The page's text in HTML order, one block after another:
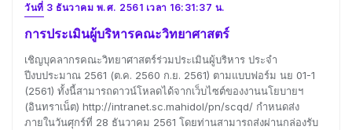
วันที่ 3 ธันวาคม พ.ศ. 2561 เวลา 16:31:37 น.
การประเมินผู้บริหารคณะวิทยาศาสตร์
เชิญบุคลากรคณะวิทยาศาสตร์ร่วมประเมินผู้บริหาร ประจำ
ปีงบประมาณ 2561 (ต.ค. 2560 ก.ย. 2561) ตามแบบฟอร์ม นย 01-1
(2561) ทั้งนี้สามารถดาวน์โหลดได้จากเว็บไซต์ของงานนโยบายฯ
(อินทราเน็ต) http://intranet.sc.mahidol/pn/scqd/ กำหนดส่ง
ภายในวันศุกร์ที่ 28 ธันวาคม 2561 โดยท่านสามารถส่งผ่านกล่องรับ